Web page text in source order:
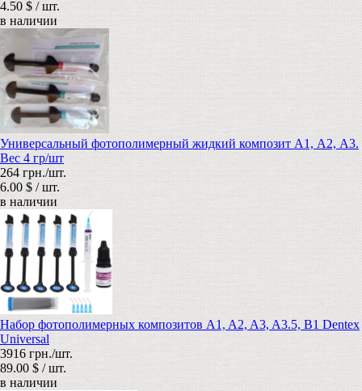
4.50 $ / шт.
в наличии
Универсальный фотополимерный жидкий композит А1, А2, А3.
Вес 4 гр/шт
264 грн./шт.
6.00 $ / шт.
в наличии
Набор фотополимерных композитов A1, A2, A3, A3.5, B1 Dentex
Universal
3916 грн./шт.
89.00 $ / шт.
в наличии